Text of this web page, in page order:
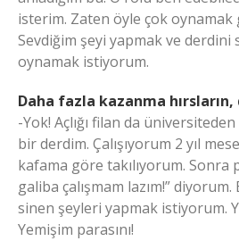
isterim. Zaten öyle çok
Sevdiğim şeyi yapmak ve derdini
oynamak istiyorum.
Daha fazla kazanma
-Yok! Açlığı filan da
bir derdim. Çalışıyorum 2 yıl
kafama göre takılıyorum. Sonra
galiba çalışmam lazım!”
sinen şeyleri yapmak istiyorum.
Yemişim parasını!